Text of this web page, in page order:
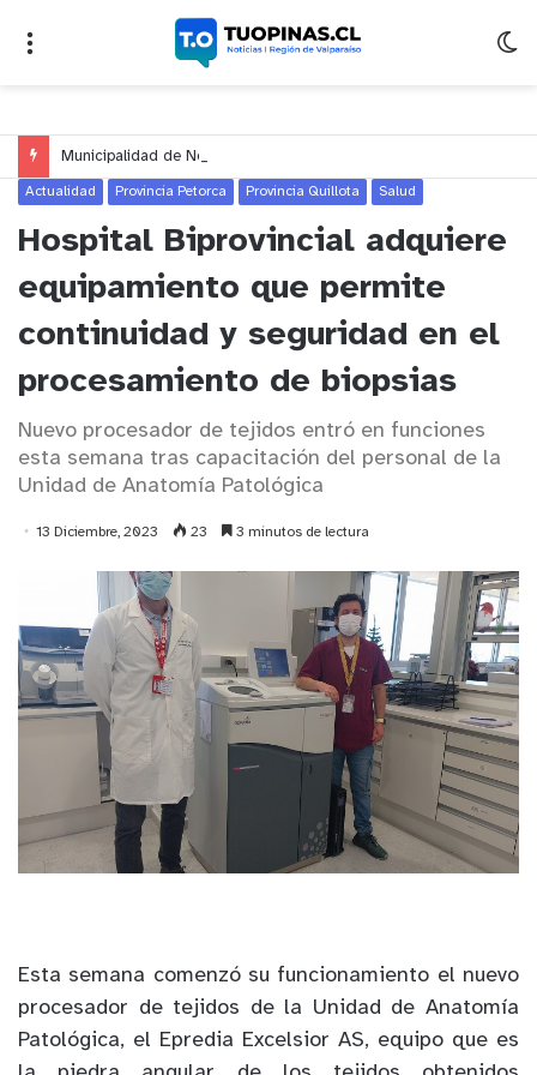
Actualidad Provincia Petorca Provincia Quillota Salud
Hospital Biprovincial adquiere
equipamiento que permite
continuidad y seguridad en el
procesamiento de biopsias
Nuevo procesador de tejidos entró en funciones
esta semana tras capacitación del personal de la
Unidad de Anatomía Patológica
13 Diciembre, 2023 23 3 minutos de lectura
Esta semana comenzó su funcionamiento el nuevo
procesador de tejidos de la Unidad de Anatomía
Patológica, el Epredia Excelsior AS, equipo que es